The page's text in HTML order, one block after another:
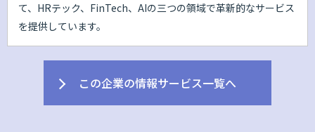
て、HRテック、FinTech、AIの三つの領域で革新的なサービス
を提供しています。
この企業の情報サービス一覧へ